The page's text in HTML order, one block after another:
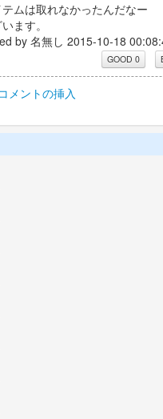
ムは取れなかったんだなー
ます。
by 名無し 2015-10-18
コメントの挿入